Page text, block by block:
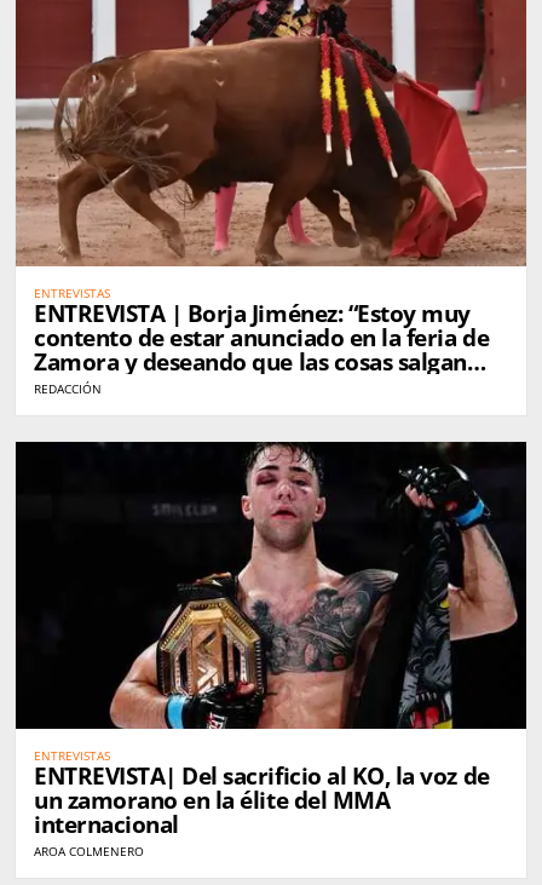
ENTREVISTAS
ENTREVISTA | Borja Jiménez: “Estoy muy
contento de estar anunciado en la feria de
Zamora y deseando que las cosas salgan
bien”
REDACCIÓN
ENTREVISTAS
ENTREVISTA| Del sacrificio al KO, la voz de
un zamorano en la élite del MMA
internacional
AROA COLMENERO